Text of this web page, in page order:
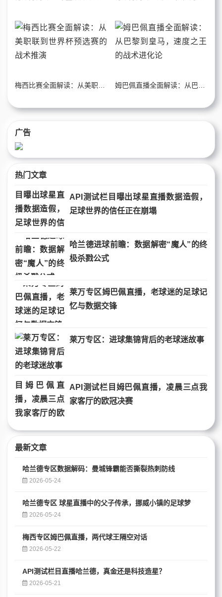
姆巴佩直播全面解读：从巴黎到皇马，速度之王的战术进化论
广告
热门文章
API测试栏目曝出球星直播数据造假，
足球世界的信任正在崩塌
哈兰德进球前瞻：数据解密“魔人”的终
极杀戮公式
莱万专区姆巴佩直播，老球迷的足球记
忆与数据交锋
莱万专区：进球集锦背后的老球迷故事
API测试栏目姆巴佩直播，凌晨三点我
家客厅的欧冠决赛
最新文章
哈兰德专区数据解码：曼城锋霸能否撕裂热刺防线
2026-05-24
哈兰德专区 球星直播中的父子传承，挪威小镇的足球梦
2026-05-24
梅西专区姆巴佩直播，两代球王隔空对话
2026-05-22
API测试栏目直播哈兰德，真金还是科技造星？
2026-05-21